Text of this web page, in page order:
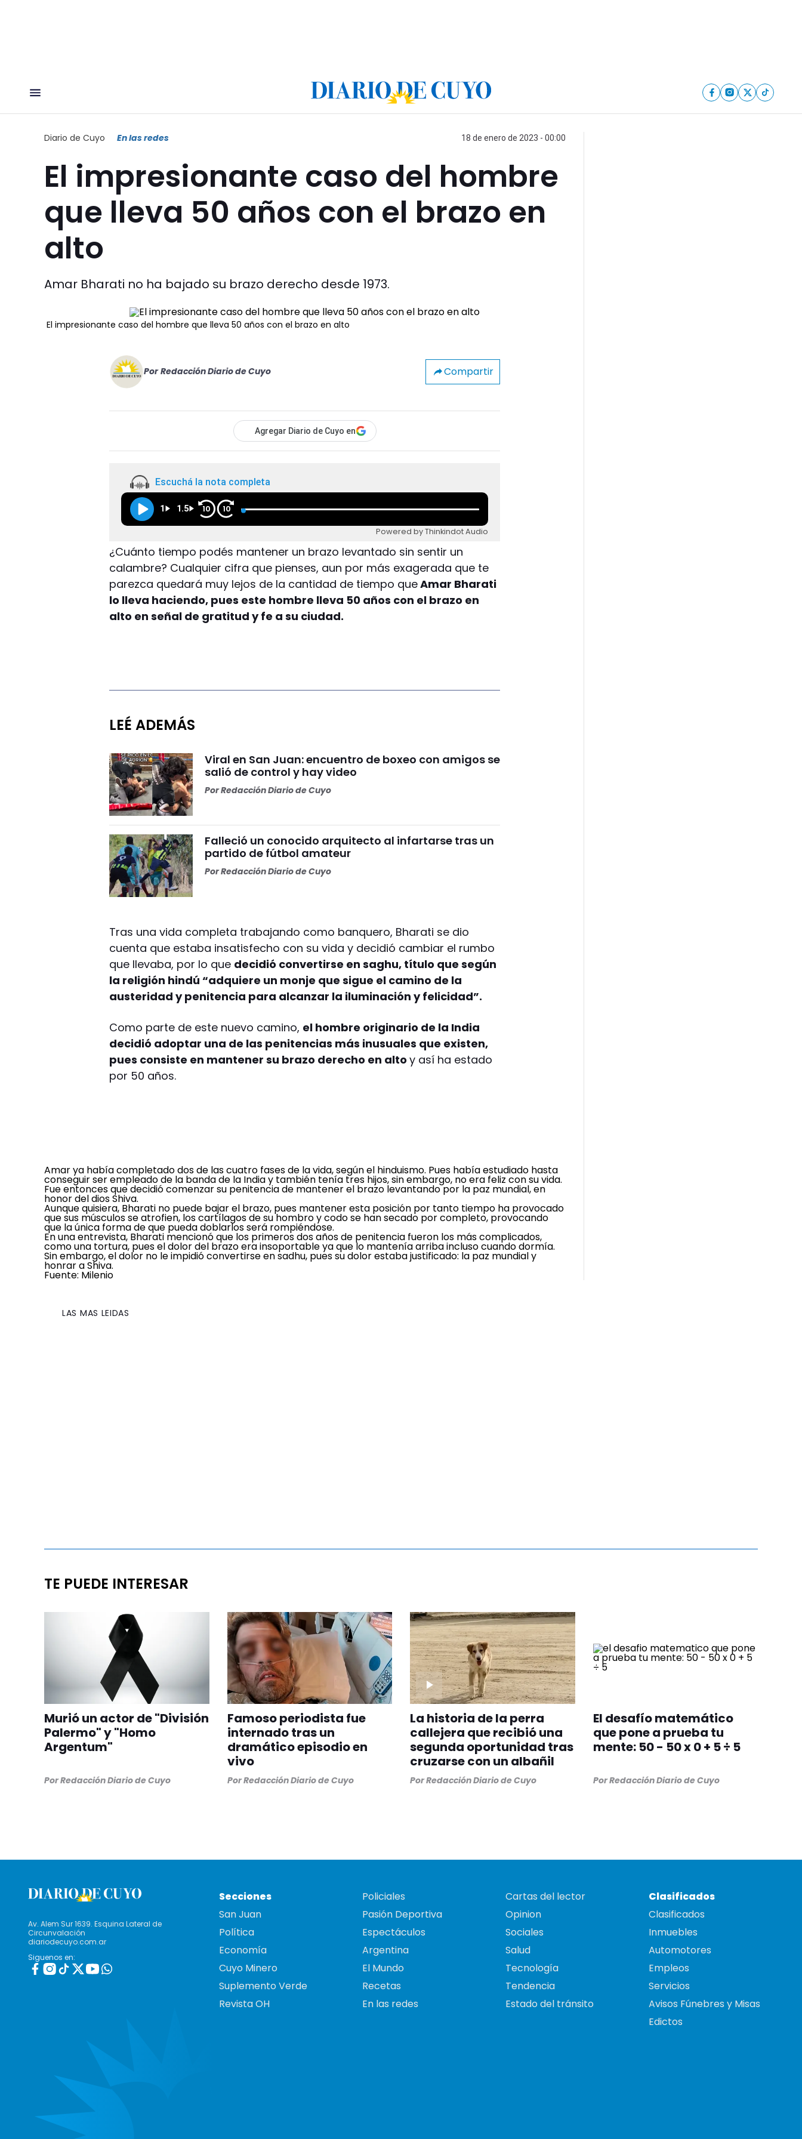
Diario de Cuyo En las redes 18 de enero de 2023 - 00:00
El impresionante caso del hombre
que lleva 50 años con el brazo en
alto
Amar Bharati no ha bajado su brazo derecho desde 1973.
El impresionante caso del hombre que lleva 50 años con el brazo en alto
Por Redacción Diario de Cuyo Compartir
Agregar Diario de Cuyo en
Escuchá la nota completa
1 1.5 10 10
Powered by Thinkindot Audio
¿Cuánto tiempo podés mantener un brazo levantado sin sentir un
calambre? Cualquier cifra que pienses, aun por más exagerada que te
parezca quedará muy lejos de la cantidad de tiempo queAmar Bharati
lo lleva haciendo, pues este hombre lleva 50 años con el brazo en
alto en señal de gratitud y fe a su ciudad.
LEÉ ADEMÁS
Viral en San Juan: encuentro de boxeo con amigos se
salió de control y hay video
PorRedacción Diario de Cuyo
Falleció un conocido arquitecto al infartarse tras un
partido de fútbol amateur
PorRedacción Diario de Cuyo
Tras una vida completa trabajando como banquero, Bharati se dio
cuenta que estaba insatisfecho con su vida y decidió cambiar el rumbo
que llevaba, por lo que decidió convertirse en saghu, título que según
la religión hindú “adquiere un monje que sigue el camino de la
austeridad y penitencia para alcanzar la iluminación y felicidad”.
Como parte de este nuevo camino, el hombre originario de la India
decidió adoptar una de las penitencias más inusuales que existen,
pues consiste en mantener su brazo derecho en altoy así ha estado
por 50 años.
Amar ya había completado dos de las cuatro fases de la vida, según el hinduismo. Pues había estudiado hasta
conseguir ser empleado de la banda de la India y también tenía tres hijos, sin embargo, no era feliz con su vida.
Fue entonces quedecidió comenzar su penitencia de mantener el brazo levantando por la paz mundial, en
honor del dios Shiva.
Aunque quisiera, Bharati no puede bajar el brazo, pues mantener esta posición por tanto tiempo ha provocado
que sus músculos se atrofien, los cartílagos de su hombro y codo se han secado por completo, provocando
que la única forma de que pueda doblarlos será rompiéndose.
En una entrevista, Bharati mencionó que los primeros dos años de penitencia fueron los más complicados,
como una tortura, pues el dolor del brazo era insoportable ya que lo mantenía arriba incluso cuando dormía.
Sin embargo,el dolor no le impidió convertirse en sadhu, pues su dolor estaba justificado: la paz mundial y
honrar a Shiva.
Fuente: Milenio
LAS MAS LEIDAS
TE PUEDE INTERESAR
Murió un actor de "División
Palermo" y "Homo
Argentum"
PorRedacción Diario de Cuyo
Famoso periodista fue
internado tras un
dramático episodio en
vivo
PorRedacción Diario de Cuyo
La historia de la perra
callejera que recibió una
segunda oportunidad tras
cruzarse con un albañil
PorRedacción Diario de Cuyo
El desafío matemático
que pone a prueba tu
mente: 50 - 50 x 0 + 5 ÷ 5
PorRedacción Diario de Cuyo
Av. Alem Sur 1639. Esquina Lateral de
Circunvalación
diariodecuyo.com.ar
Siguenos en:
Secciones
San Juan
Política
Economía
Cuyo Minero
Suplemento Verde
Revista OH
Policiales
Pasión Deportiva
Espectáculos
Argentina
El Mundo
Recetas
En las redes
Cartas del lector
Opinion
Sociales
Salud
Tecnología
Tendencia
Estado del tránsito
Clasificados
Clasificados
Inmuebles
Automotores
Empleos
Servicios
Avisos Fúnebres y Misas
Edictos